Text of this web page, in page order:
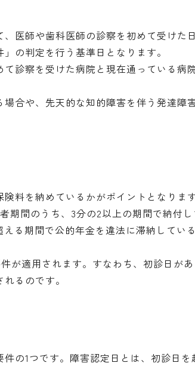
医師や歯科医師の診察を初めて受けた
の判定を行う基準日となります。
診察を受けた病院と現在通っている病
合や、先天的な知的障害を伴う発達障
料を納めているかがポイントとなります
期間のうち、3分の2以上の期間で納付
る期間で公的年金を違法に滞納してい
が適用されます。すなわち、初診日が
るのです。
の1つです。障害認定日とは、初診日を